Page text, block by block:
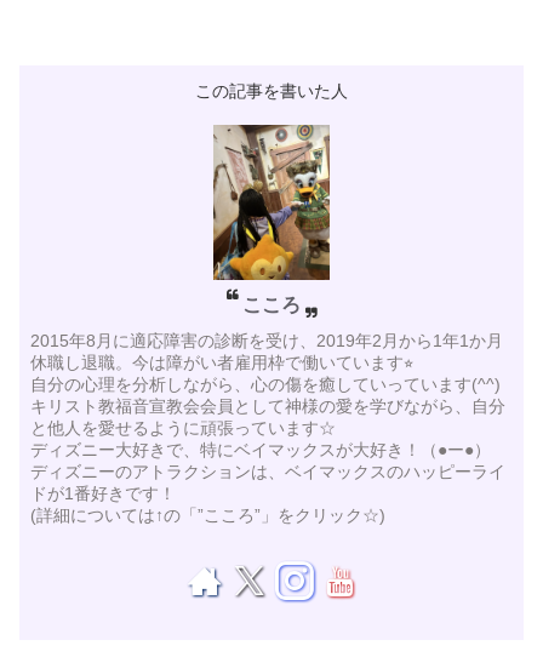
この記事を書いた人
こころ
2015年8月に適応障害の診断を受け、2019年2月から1年1か月
休職し退職。今は障がい者雇用枠で働いています⭐︎
自分の心理を分析しながら、心の傷を癒していっています(^^)
キリスト教福音宣教会会員として神様の愛を学びながら、自分
と他人を愛せるように頑張っています☆
ディズニー大好きで、特にベイマックスが大好き！（●ー●）
ディズニーのアトラクションは、ベイマックスのハッピーライ
ドが1番好きです！
(詳細については↑の「”こころ”」をクリック☆)